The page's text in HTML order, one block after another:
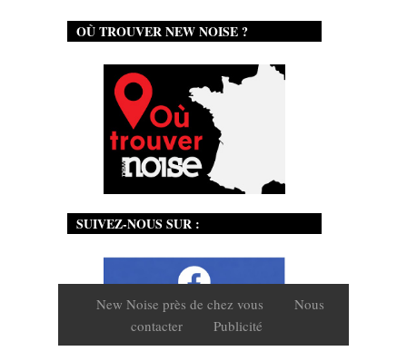
OÙ TROUVER NEW NOISE ?
SUIVEZ-NOUS SUR :
New Noise près de chez vous
Nous
contacter
Publicité